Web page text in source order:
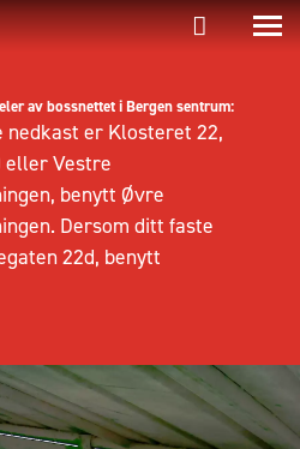
av bossnettet i Bergen sentrum:
nedkast er Klosteret 22,
eller Vestre
benytt Øvre
Dersom ditt faste
22d, benytt